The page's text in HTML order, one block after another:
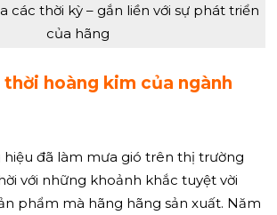
các thời kỳ – gắn liền với sự phát triển
của hãng
thời hoàng kim của ngành
hiệu đã làm mưa gió trên thị trường
với những khoảnh khắc tuyệt vời
phẩm mà hãng hãng sản xuất. Năm